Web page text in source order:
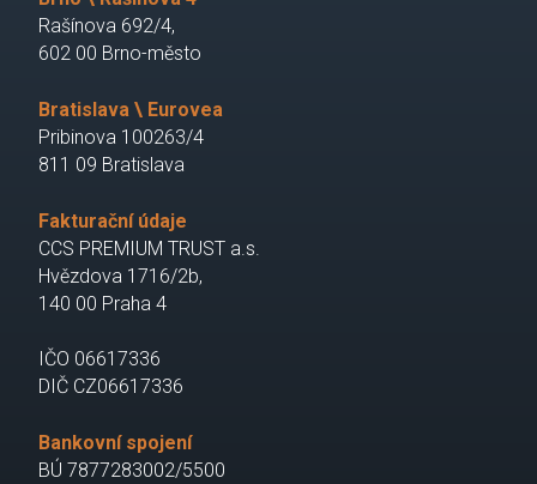
Rašínova 692/4,
602 00 Brno-město
Bratislava \ Eurovea
Pribinova 100263/4
811 09 Bratislava
Fakturační údaje
CCS PREMIUM TRUST a.s.
Hvězdova 1716/2b,
140 00 Praha 4
IČO 06617336
DIČ CZ06617336
Bankovní spojení
BÚ 7877283002/5500